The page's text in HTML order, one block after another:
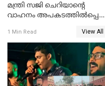
മന്ത്രി സജി ചെറിയാന്റെ
വാഹനം അപകടത്തിൽപ്പെട്ടു;
രക്ഷപ്പെട്ടത് തലനാരിടയ്ക്ക്
1 Min Read View All